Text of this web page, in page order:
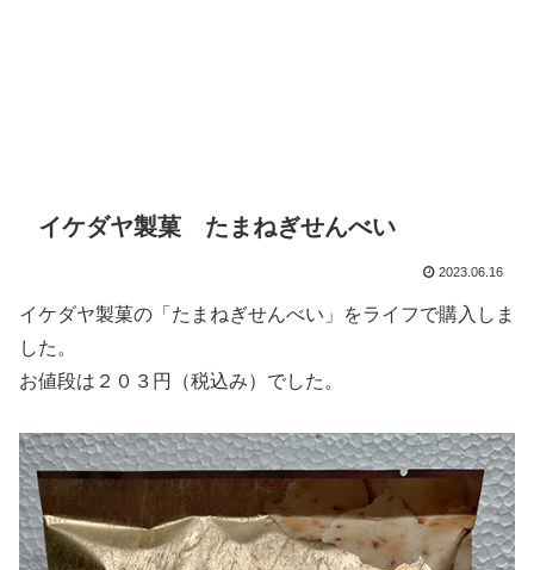
イケダヤ製菓 たまねぎせんべい
2023.06.16
イケダヤ製菓の「たまねぎせんべい」をライフで購入しま
した。
お値段は２０３円（税込み）でした。